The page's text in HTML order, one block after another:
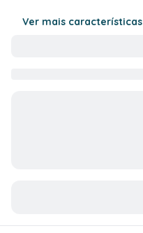
Ver mais características